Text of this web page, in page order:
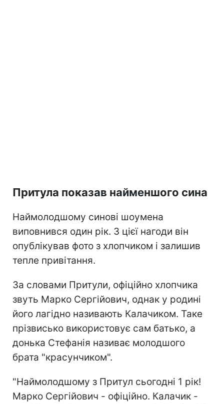
Притула показав найменшого сина
Наймолодшому синові шоумена
виповнився один рік. З цієї нагоди він
опублікував фото з хлопчиком і залишив
тепле привітання.
За словами Притули, офіційно хлопчика
звуть Марко Сергійович, однак у родині
його лагідно називають Калачиком. Таке
прізвисько використовує сам батько, а
донька Стефанія називає молодшого
брата "красунчиком".
"Наймолодшому з Притул сьогодні 1 рік!
Марко Сергійович - офіційно. Калачик -